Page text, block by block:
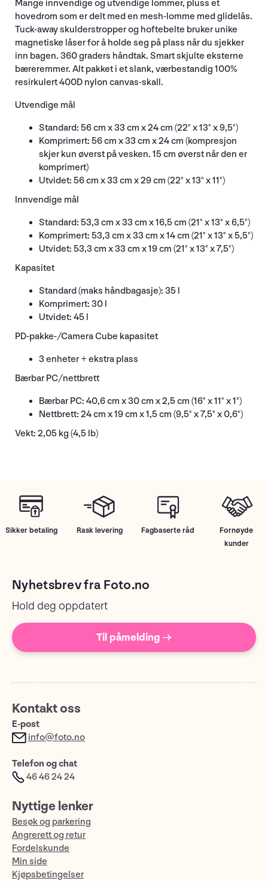
Mange innvendige og utvendige lommer, pluss et
hovedrom som er delt med en mesh-lomme med glidelås.
Tuck-away skulderstropper og hoftebelte bruker unike
magnetiske låser for å holde seg på plass når du sjekker
inn bagen. 360 graders håndtak. Smart skjulte eksterne
bæreremmer. Alt pakket i et slank, værbestandig 100%
resirkulert 400D nylon canvas-skall.
Utvendige mål
Standard: 56 cm x 33 cm x 24 cm (22" x 13" x 9,5")
Komprimert: 56 cm x 33 cm x 24 cm (kompresjon
skjer kun øverst på vesken. 15 cm øverst når den er
komprimert)
Utvidet: 56 cm x 33 cm x 29 cm (22" x 13" x 11")
Innvendige mål
Standard: 53,3 cm x 33 cm x 16,5 cm (21" x 13" x 6,5")
Komprimert: 53,3 cm x 33 cm x 14 cm (21" x 13" x 5,5")
Utvidet: 53,3 cm x 33 cm x 19 cm (21" x 13" x 7,5")
Kapasitet
Standard (maks håndbagasje): 35 l
Komprimert: 30 l
Utvidet: 45 l
PD-pakke-/Camera Cube kapasitet
3 enheter + ekstra plass
Bærbar PC/nettbrett
Bærbar PC: 40,6 cm x 30 cm x 2,5 cm (16" x 11" x 1")
Nettbrett: 24 cm x 19 cm x 1,5 cm (9,5" x 7,5" x 0,6")
Vekt: 2,05 kg (4,5 lb)
Sikker betaling Rask levering Fagbaserte råd
Fornøyde
kunder
Nyhetsbrev fra Foto.no
Hold deg oppdatert
Til påmelding →
Kontakt oss
E-post
info@foto.no
Telefon og chat
46 46 24 24
Nyttige lenker
Besøk og parkering
Angrerett og retur
Fordelskunde
Min side
Kjøpsbetingelser